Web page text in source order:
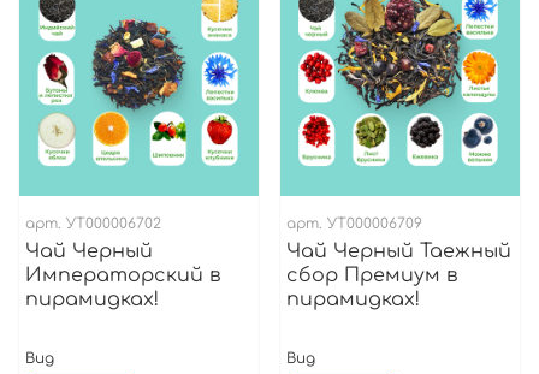
арт. УТ000006702
Чай Черный
Императорский в
пирамидках!
Вид
арт. УТ000006709
Чай Черный Таежный
сбор Премиум в
пирамидках!
Вид